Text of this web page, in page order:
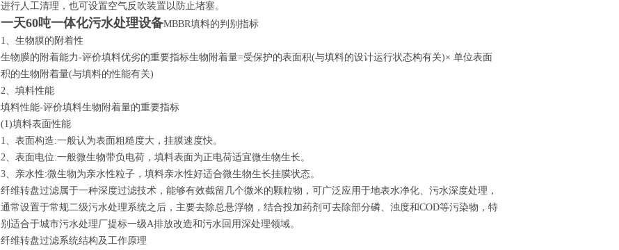
进行人工清理，也可设置空气反吹装置以防止堵塞。
一天60吨一体化污水处理设备MBBR填料的判别指标
1、生物膜的附着性
生物膜的附着能力-评价填料优劣的重要指标生物附着量=受保护的表面积(与填料的设计运行状态构有关)× 单位表面
积的生物附着量(与填料的性能有关)
2、填料性能
填料性能-评价填料生物附着量的重要指标
(1)填料表面性能
1、表面构造:一般认为表面粗糙度大，挂膜速度快。
2、表面电位:一般微生物带负电荷，填料表面为正电荷适宜微生物生长。
3、亲水性:微生物为亲水性粒子，填料亲水性好适合微生物生长挂膜状态。
纤维转盘过滤属于一种深度过滤技术，能够有效截留几个微米的颗粒物，可广泛应用于地表水净化、污水深度处理，
通常设置于常规二级污水处理系统之后，主要去除总悬浮物，结合投加药剂可去除部分磷、浊度和COD等污染物，特
别适合于城市污水处理厂提标一级A排放改造和污水回用深处理领域。
纤维转盘过滤系统结构及工作原理